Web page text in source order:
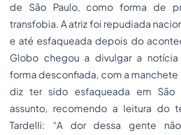
de São Paulo, como forma de
transfobia. A atriz foi repudiada
e até esfaqueada depois do
Globo chegou a divulgar a
forma desconfiada, com a manchete
diz ter sido esfaqueada em São
assunto, recomendo a leitura do
Tardelli: “A dor dessa gente